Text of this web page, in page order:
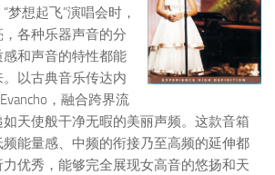
梦想起飞”演唱会时，
各种乐器声音的分
和声音的特性都能
以古典音乐传达内
，融合跨界流
天使般干净无暇的美丽声频。这款音箱
能量感、中频的衔接乃至高频的延伸都
优秀，能够完全展现女高音的悠扬和天